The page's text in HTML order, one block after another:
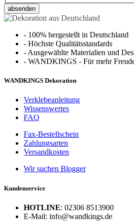
absenden
- 100% hergestellt in Deutschland
- Höchste Qualitätsstandards
- Ausgewählte Materialien und
- WANDKINGS - Für mehr
WANDKINGS Dekoration
Verklebeanleitung
Wissenswertes
FAQ
Fax-Bestellschein
Zahlungsarten
Versandkosten
Wir suchen Blogger
Kundenservice
HOTLINE: 02306 8513900
E-Mail: info@wandkings.de